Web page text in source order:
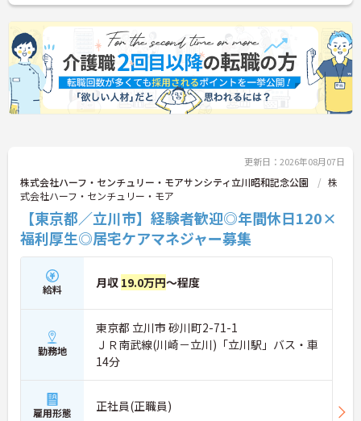
更新日：2026年08月07日
株式会社ハーフ・センチュリー・モアサンシティ立川昭和記念公園
株
式会社ハーフ・センチュリー・モア
【東京都／立川市】経験者歓迎◎年間休日120×
福利厚生◎居宅ケアマネジャー募集
給料 月収 19.0万円～程度
勤務地
東京都 立川市 砂川町2-71-1
ＪＲ南武線(川崎－立川)「立川駅」バス・車
14分
雇用形態 正社員(正職員)